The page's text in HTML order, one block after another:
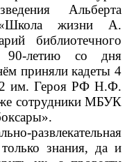
Альберта
жизни А.
библиотечного
90-летию со дня
приняли кадеты 4
им. Героя РФ Н.Ф.
сотрудники МБУК
развлекательная
знания, да и